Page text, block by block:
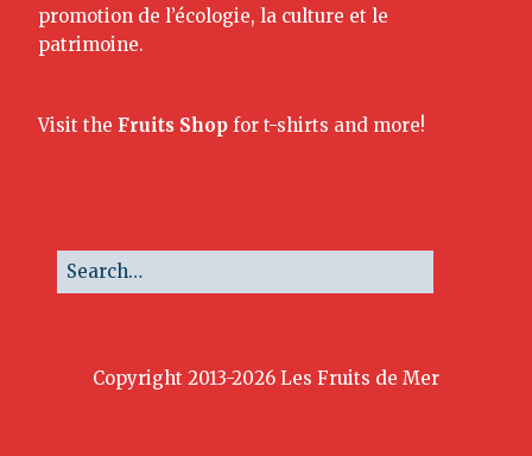
promotion de l’écologie, la culture et le
patrimoine.
Visit the Fruits Shop for t-shirts and more!
Copyright 2013-2026 Les Fruits de Mer